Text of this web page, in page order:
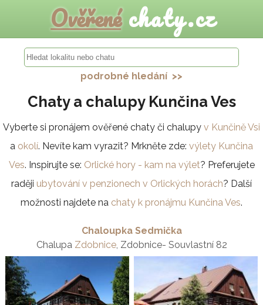
Ověřenéchaty.cz
podrobné hledání >>
Chaty a chalupy Kunčina Ves
Vyberte si pronájem ověřené chaty či chalupy v Kunčině Vsi
a okolí. Nevíte kam vyrazit? Mrkněte zde: výlety Kunčina
Ves. Inspirujte se: Orlické hory - kam na výlet? Preferujete
raději ubytování v penzionech v Orlických horách? Další
možnosti najdete na chaty k pronájmu Kunčina Ves.
Chaloupka Sedmička
Chalupa Zdobnice, Zdobnice- Souvlastní 82